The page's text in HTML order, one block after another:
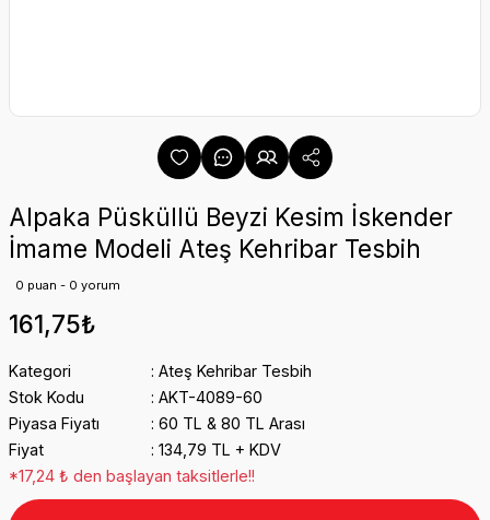
Alpaka Püsküllü Beyzi Kesim İskender
İmame Modeli Ateş Kehribar Tesbih
0 puan - 0 yorum
161,75₺
Kategori
Ateş Kehribar Tesbih
Stok Kodu
AKT-4089-60
Piyasa Fiyatı
60 TL & 80 TL Arası
Fiyat
134,79 TL + KDV
*17,24 ₺ den başlayan taksitlerle!!